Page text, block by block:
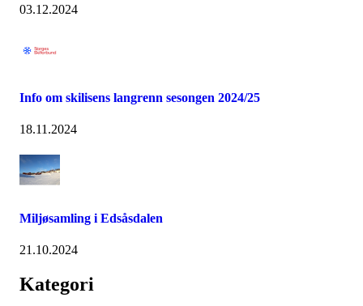
03.12.2024
Info om skilisens langrenn sesongen 2024/25
18.11.2024
Miljøsamling i Edsåsdalen
21.10.2024
Kategori